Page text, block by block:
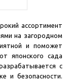
ассортимент
на загородном
и поможет
японского сада
с
и безопасности.